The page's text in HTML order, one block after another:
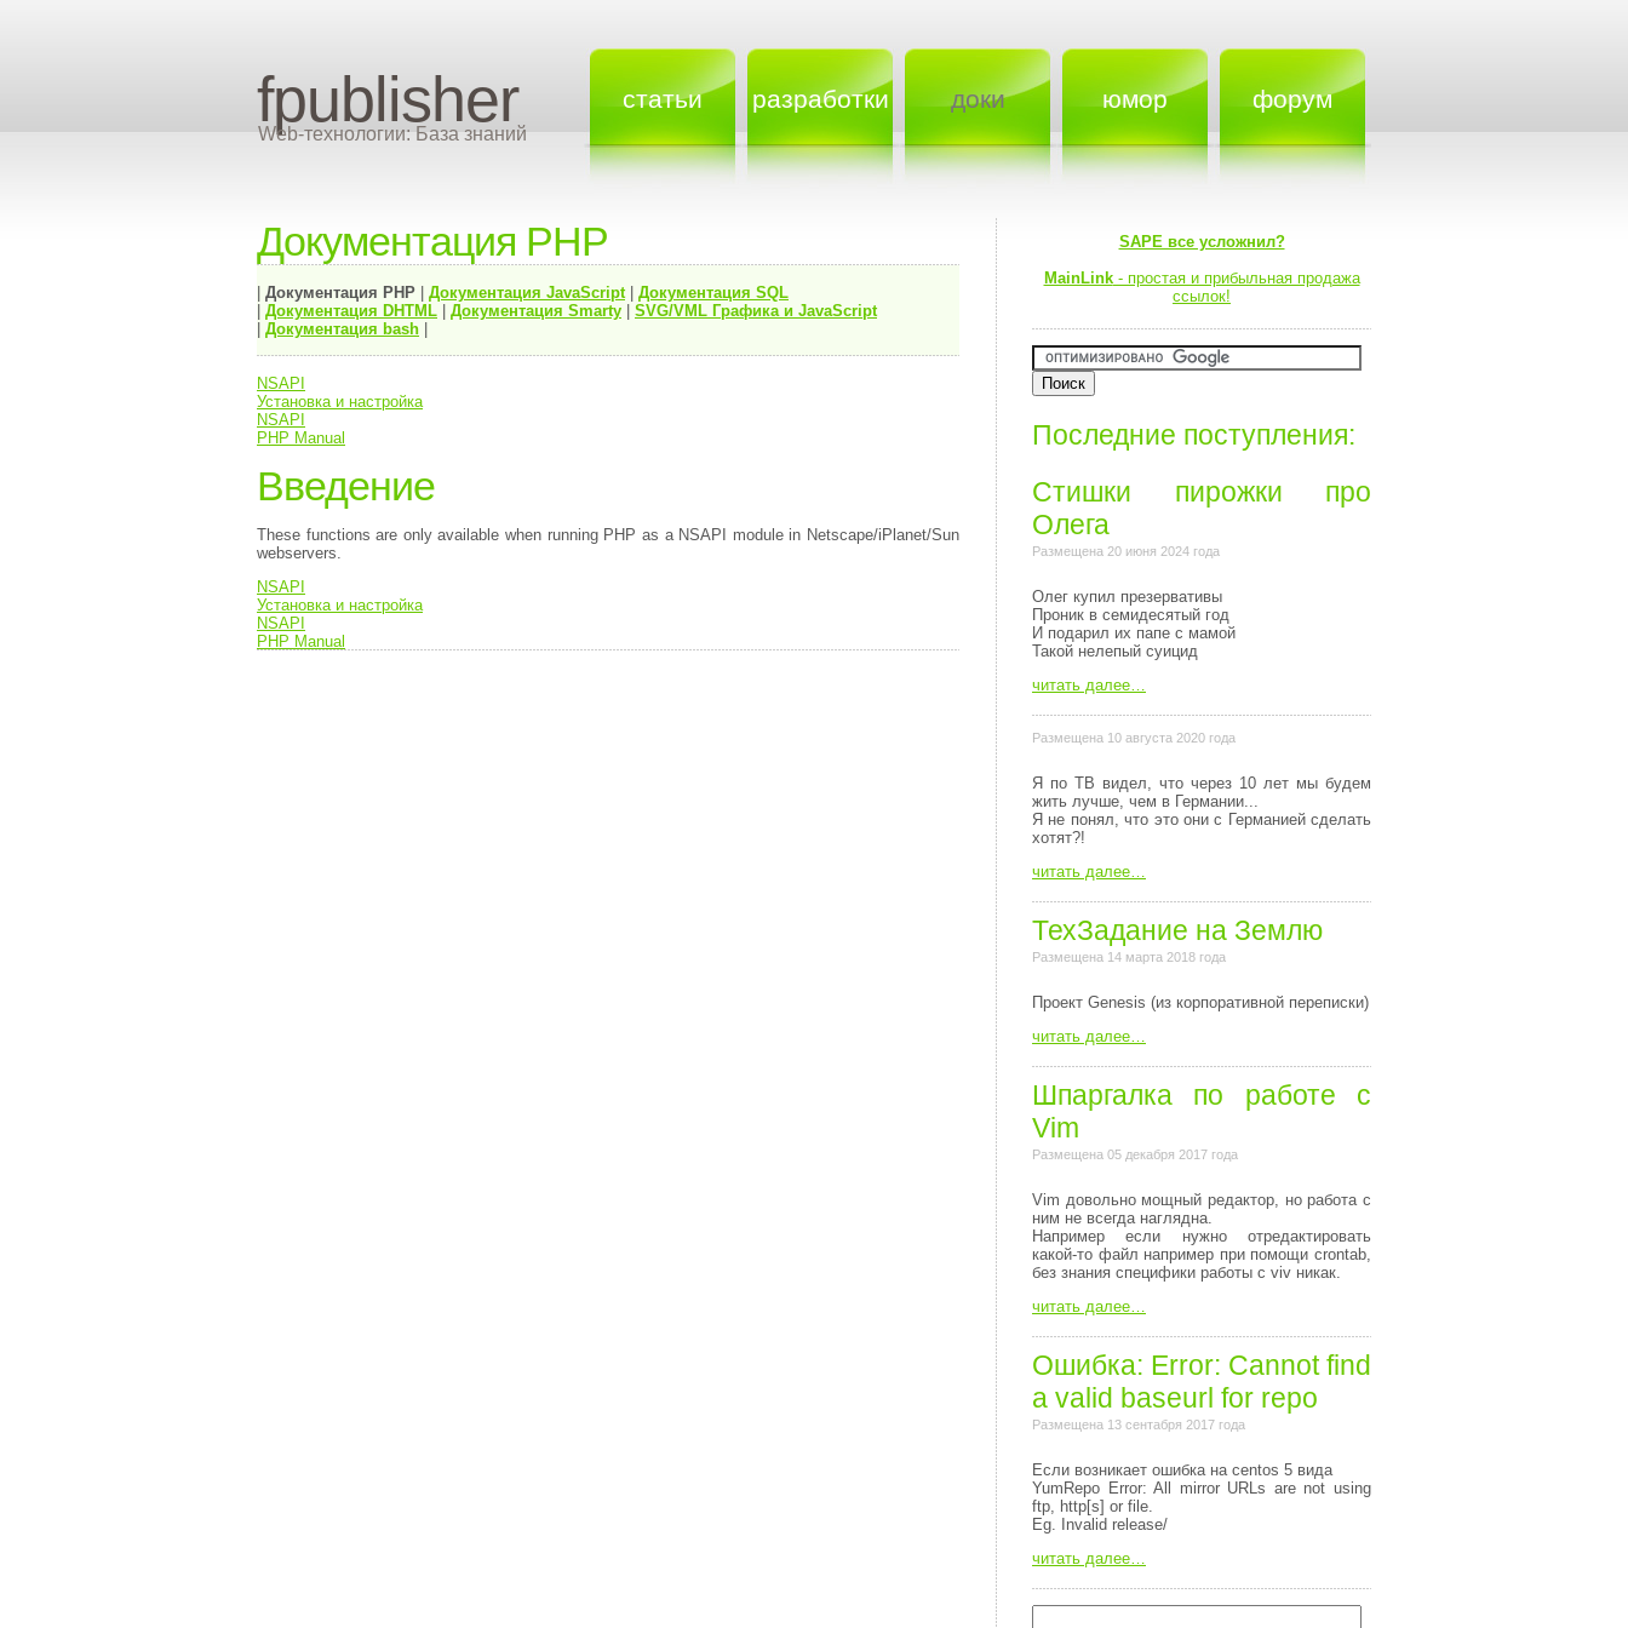
fpublisher
Web-технологии: База знаний
статьи разработки доки юмор форум
Документация PHP
Документация PHP Документация JavaScript| Документация SQL
Документация DHTML Документация Smarty
SVG/VML Графика и JavaScript
Документация bash
NSAPI
Установка и настройка
NSAPI
PHP Manual
Введение
These functions are only available when running PHP as a NSAPI module in Netscape/iPlanet/Sun
webservers.
NSAPI
Установка и настройка
NSAPI
PHP Manual
SAPE все усложнил?
MainLink- простая и прибыльная продажа
ссылок!
Последние поступления:
Стишки пирожки про
Олега⁠⁠
Размещена 20 июня 2024 года
Олег купил презервативы
Проник в семидесятый год
И подарил их папе с мамой
Такой нелепый суицид
читать далее…
Размещена 10 августа 2020 года
Я по ТВ видел, что через 10 лет мы будем
жить лучше, чем в Германии...
Я не понял, что это они с Германией сделать
хотят?!
читать далее…
ТехЗадание на Землю
Размещена 14 марта 2018 года
Пpоект Genesis (из коpпоpативной пеpеписки)
читать далее…
Шпаргалка по работе с
Vim
Размещена 05 декабря 2017 года
Vim довольно мощный редактор, но работа с
ним не всегда наглядна.
Например если нужно отредактировать
какой-то файл например при помощи crontab,
без знания специфики работы с viv никак.
читать далее…
Ошибка: Error: Cannot find
a valid baseurl for repo
Размещена 13 сентабря 2017 года
Если возникает ошибка на centos 5 вида
YumRepo Error: All mirror URLs are not using
ftp, http[s] or file.
Eg. Invalid release/
читать далее…